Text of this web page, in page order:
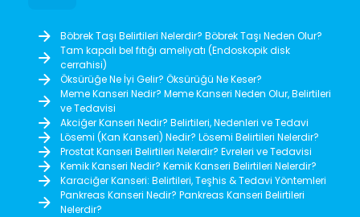
Böbrek Taşı Belirtileri Nelerdir? Böbrek Taşı Neden Olur?
Tam kapalı bel fıtığı ameliyatı (Endoskopik disk
cerrahisi)
Öksürüğe Ne İyi Gelir? Öksürüğü Ne Keser?
Meme Kanseri Nedir? Meme Kanseri Neden Olur, Belirtileri
ve Tedavisi
Akciğer Kanseri Nedir? Belirtileri, Nedenleri ve Tedavi
Lösemi (Kan Kanseri) Nedir? Lösemi Belirtileri Nelerdir?
Prostat Kanseri Belirtileri Nelerdir? Evreleri ve Tedavisi
Kemik Kanseri Nedir? Kemik Kanseri Belirtileri Nelerdir?
Karaciğer Kanseri: Belirtileri, Teşhis & Tedavi Yöntemleri
Pankreas Kanseri Nedir? Pankreas Kanseri Belirtileri
Nelerdir?